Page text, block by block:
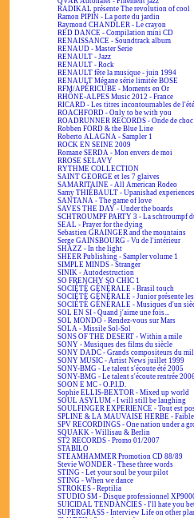
RADIKAL présente The revolution of cool
Ramon PIPIN - La porte du jardin
Raymond CHANDLER - Le crayon
RED DANCE - Compilation mini CD
RENAISSANCE - Soundtrack album
RENAUD - Master Serie
RENAULT - Jazz
RENAULT - Rock
RENAULT fête la musique - juin 1994
RENAULT Mégane série limitée BOSE
RFM/APÉRICUBE - Moments en Or
RHÔNE-ALPES Music 2012 - France
RICARD - Les titres incontournables de l'été
ROACHFORD - Only to be with you
ROADRUNNER RECORDS - Onde de
Robben FORD & the Blue Line
Roberto ALAGNA - Sampler 1
ROCK EN SEINE 2009
Romane SERDA - Mon envers de moi
RROSE SELAVY
RYTHME COLLECTION
SAINT GEORGE et les 7 glaives
SAMARITAINE - All American Rodeo
Samy THIÉBAULT - Upanishad experiences
SANTANA - The game of love
SAVES THE DAY - Under the boards
SCHTROUMPF PARTY 3 - La schtroumpf
SEAL - Prayer for the dying
Sebastien GRAINGER and the mountains
Serge GAINSBOURG - Vu de l'intérieur
SHAZZ - In the light
SHEER Publishing - Sampler volume 1
SIMPLE MINDS - Stranger
SINIK - Autodestruction
SO FRENCHY SO CHIC 1
SOCIÉTÉ GÉNÉRALE - Brasil touch
SOCIÉTÉ GÉNÉRALE - Junior présente les
SOCIÉTÉ GÉNÉRALE - Musiques d'un
SOL EN SI - Quand j'aime une fois...
SOL MONDO - Rendez-vous sur Mars
SOLA - Missile Sol-Sol
SONS OF THE DESERT - Within a mile
SONY - Musiques des films du siècle
SONY DADC - Grands compositeurs du
SONY MUSIC - Artist News juillet 1999
SONY-BMG - Le talent s'écoute été 2005
SONY-BMG - Le talent s'écoute rentrée
SOON E MC - O.P.I.D.
Sophie ELLIS-BEXTOR - Mixed up world
SOUL ASYLUM - I will still be laughing
SOULFINGER EXPERIENCE - Tout est
SPLINE & LA MAUVAISE HERBE -
SPV RECORDINGS - One nation under a
SQUAKK - Willisau & Berlin
ST2 RECORDS - Promo 01/2007
STABILO
STEAMHAMMER Promotion CD 88/89
Stevie WONDER - These three words
STING - Let your soul be your pilot
STING - When we dance
STROKES - Reptilia
STUDIO SM - Disque professionnel
SUICIDAL TENDANCIES - I'll hate you
SUPERGRASS - Interview Life on other